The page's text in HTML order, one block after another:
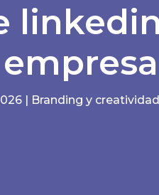
| Branding y creatividad